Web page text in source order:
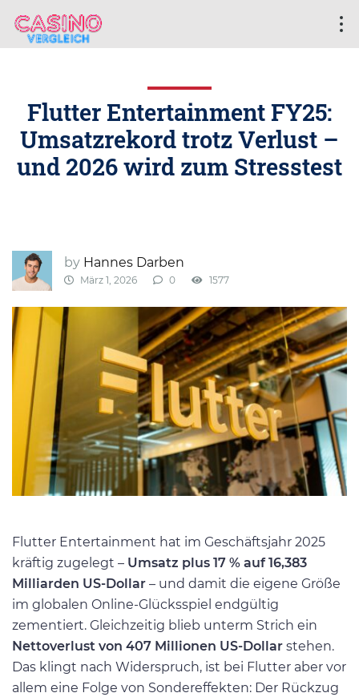
Flutter Entertainment FY25:
Umsatzrekord trotz Verlust –
und 2026 wird zum Stresstest
by Hannes Darben
März 1, 2026 0 1577
Flutter Entertainment hat im Geschäftsjahr 2025
kräftig zugelegt – Umsatz plus 17 % auf 16,383
Milliarden US-Dollar – und damit die eigene Größe
im globalen Online-Glücksspiel endgültig
zementiert. Gleichzeitig blieb unterm Strich ein
Nettoverlust von 407 Millionen US-Dollar stehen.
Das klingt nach Widerspruch, ist bei Flutter aber vor
allem eine Folge von Sondereffekten: Der Rückzug